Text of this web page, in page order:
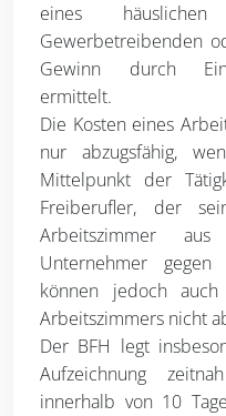
eines
Gewerbetreibenden
Gewinn durch
ermittelt.
Die Kosten eines
nur abzugsfähig,
Mittelpunkt der
Freiberufler, der
Arbeitszimmer
Unternehmer gegen
können jedoch
Arbeitszimmers nicht
Der BFH legt
Aufzeichnung
innerhalb von 10